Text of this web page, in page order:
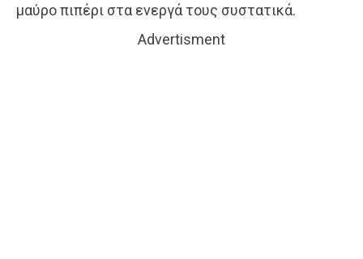
μαύρο πιπέρι στα ενεργά τους συστατικά.
Advertisment